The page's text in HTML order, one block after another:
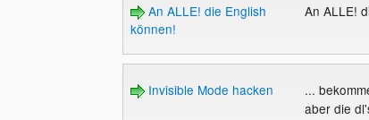
An ALLE! die English
können!
An ALLE!
Invisible Mode hacken ...
aber die